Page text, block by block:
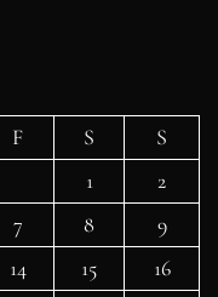
F S
S
1
2
7 8
9
14 15
16